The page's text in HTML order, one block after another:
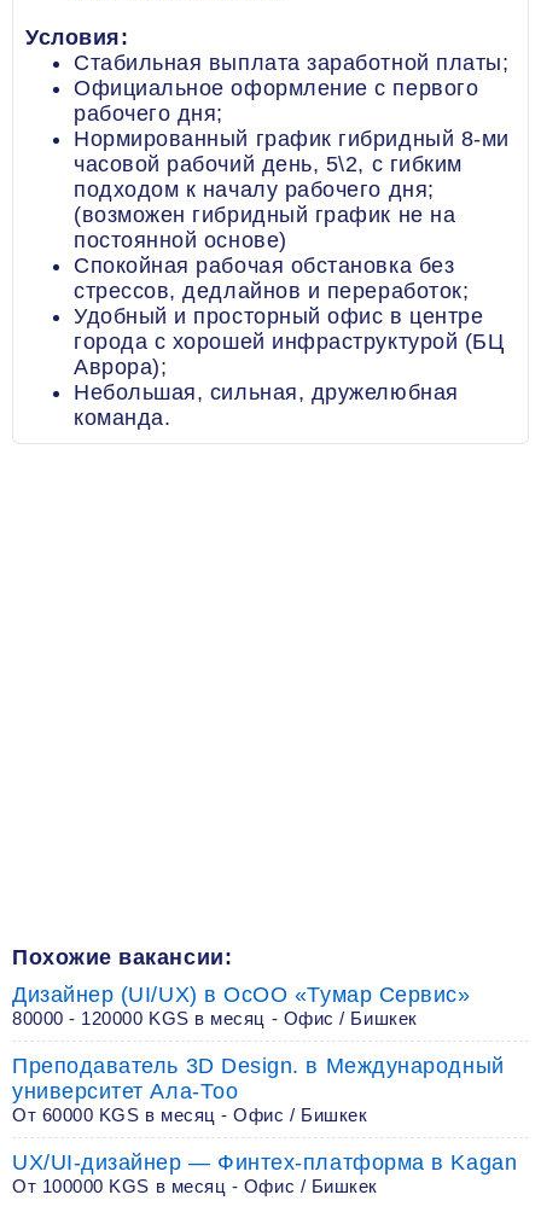
Условия:
Стабильная выплата заработной платы;
Официальное оформление с первого
рабочего дня;
Нормированный график гибридный 8-ми
часовой рабочий день, 5\2, с гибким
подходом к началу рабочего дня;
(возможен гибридный график не на
постоянной основе)
Спокойная рабочая обстановка без
стрессов, дедлайнов и переработок;
Удобный и просторный офис в центре
города с хорошей инфраструктурой (БЦ
Аврора);
Небольшая, сильная, дружелюбная
команда.
Похожие вакансии:
Дизайнер (UI/UX) в ОсОО «Тумар Сервис»
80000 - 120000 KGS в месяц - Офис / Бишкек
Преподаватель 3D Design. в Международный
университет Ала-Тоо
От 60000 KGS в месяц - Офис / Бишкек
UX/UI-дизайнер — Финтех-платформа в Kagan
От 100000 KGS в месяц - Офис / Бишкек